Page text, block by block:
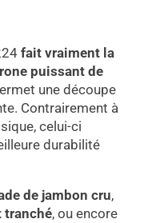
fait vraiment la
puissant de
une découpe
Contrairement à
celui-ci
durabilité
de jambon cru,
tranché, ou encore